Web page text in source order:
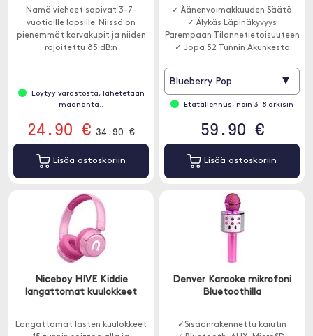
Nämä vieheet sopivat 3-7-
vuotiaille lapsille. Niissä on
pienemmät korvakupit ja niiden
rajoitettu 85 dB:n
Löytyy varastosta, lähetetään
maananta..
24.90 € 34.90 €
Lisää ostoskoriin
✓ Äänenvoimakkuuden Säätö
✓ Älykäs Läpinäkyvyys
Parempaan Tilannetietoisuuteen
✓ Jopa 52 Tunnin Akunkesto
Blueberry Pop ▾
Etätallennus, noin 3-8 arkisin
59.90 €
Lisää ostoskoriin
Niceboy HIVE Kiddie
langattomat kuulokkeet
Langattomat lasten kuulokkeet
Denver Karaoke mikrofoni
Bluetoothilla
✓Sisäänrakennettu kaiutin